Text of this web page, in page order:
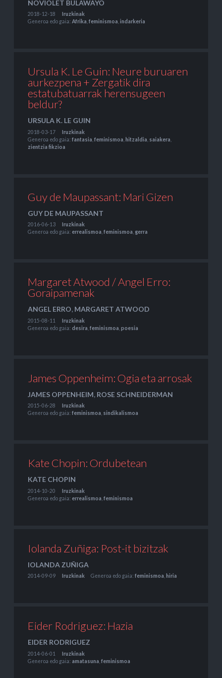
NOVIOLET BULAWAYO
2018-12-18
Iruzkinak
Generoa edo gaia: Afrika feminismoa indarkeria
Ursula K. Le Guin: Neure buruaren
aurkezpena + Zergatik dira
estatubatuarrak herensugeen
beldur?
URSULA K. LE GUIN
2018-03-17
Iruzkinak
Generoa edo gaia: fantasia feminismoa hitzaldia saiakera
zientzia fikzioa
Guy de Maupassant: Mari Gizen
GUY DE MAUPASSANT
2016-06-13
Iruzkinak
Generoa edo gaia: errealismoa feminismoa gerra
Margaret Atwood / Angel Erro:
Goraipamenak
ANGEL ERRO, MARGARET ATWOOD
2015-08-11
Iruzkinak
Generoa edo gaia: desira feminismoa poesia
James Oppenheim: Ogia eta arrosak
JAMES OPPENHEIM, ROSE SCHNEIDERMAN
2015-06-28
Iruzkinak
Generoa edo gaia: feminismoa sindikalismoa
Kate Chopin: Ordubetean
KATE CHOPIN
2014-10-20
Iruzkinak
Generoa edo gaia: errealismoa feminismoa
Iolanda Zuñiga: Post-it bizitzak
IOLANDA ZUÑIGA
2014-09-09 Iruzkinak Generoa edo gaia: feminismoa hiria
Eider Rodriguez: Hazia
EIDER RODRIGUEZ
2014-06-01
Iruzkinak
Generoa edo gaia: amatasuna feminismoa